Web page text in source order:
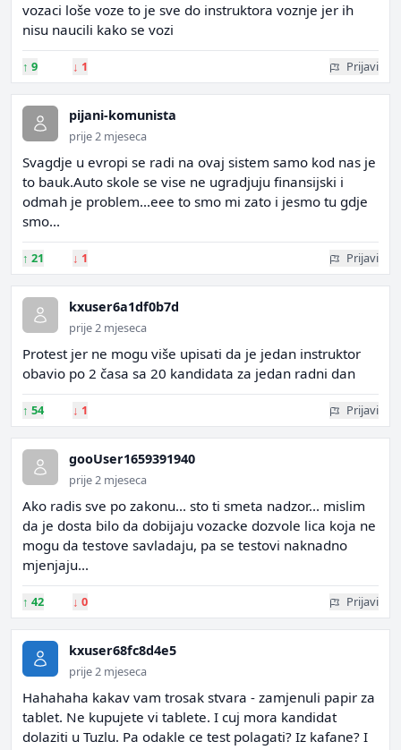
vozaci loše voze to je sve do instruktora voznje jer ih
nisu naucili kako se vozi
↑ 9 ↓ 1 Prijavi
pijani-komunista
prije 2 mjeseca
Svagdje u evropi se radi na ovaj sistem samo kod nas je
to bauk.Auto skole se vise ne ugradjuju finansijski i
odmah je problem...eee to smo mi zato i jesmo tu gdje
smo...
↑ 21 ↓ 1 Prijavi
kxuser6a1df0b7d
prije 2 mjeseca
Protest jer ne mogu više upisati da je jedan instruktor
obavio po 2 časa sa 20 kandidata za jedan radni dan
↑ 54 ↓ 1 Prijavi
gooUser1659391940
prije 2 mjeseca
Ako radis sve po zakonu... sto ti smeta nadzor... mislim
da je dosta bilo da dobijaju vozacke dozvole lica koja ne
mogu da testove savladaju, pa se testovi naknadno
mjenjaju...
↑ 42 ↓ 0 Prijavi
kxuser68fc8d4e5
prije 2 mjeseca
Hahahaha kakav vam trosak stvara - zamjenuli papir za
tablet. Ne kupujete vi tablete. I cuj mora kandidat
dolaziti u Tuzlu. Pa odakle ce test polagati? Iz kafane? I